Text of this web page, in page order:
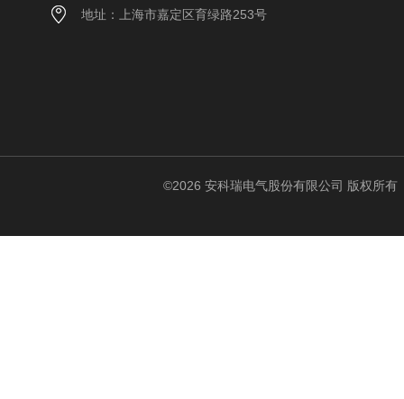
地址：上海市嘉定区育绿路253号
©2026 安科瑞电气股份有限公司 版权所